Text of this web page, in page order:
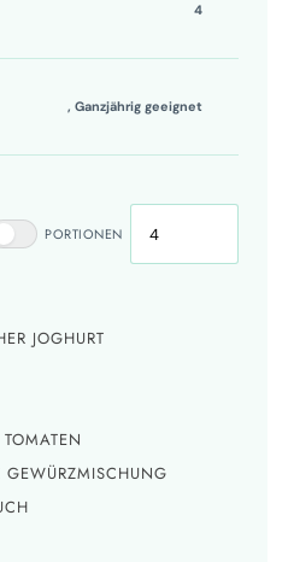
4
, Ganzjährig geeignet
PORTIONEN
JOGHURT
TOMATEN
GEWÜRZMISCHUNG